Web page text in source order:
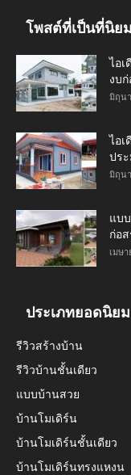
โพสต์ที่เป็นที่นิยม
ไอ
งบ
มิถุน
ไอ
ปร
มิถุน
แบ
ก่อ
เมษ
ประเภทยอดนิยม
รีวิวสร้างบ้าน
รีวิวบ้านชั้นเดียว
แบบบ้านสวย
บ้านโมเดิร์น
บ้านโมเดิร์นชั้นเดียว
บ้านโมเดิร์นทรงแหงน